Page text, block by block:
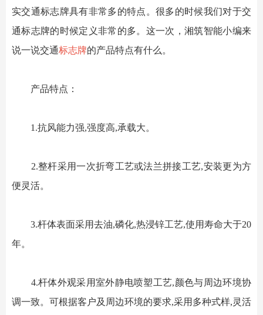
实交通标志牌具有非常多的特点。很多的时候我们对于交
通标志牌的时候定义非常的多。这一次，湘筑智能小编来
说一说交通标志牌的产品特点有什么。
产品特点：
1.抗风能力强,强度高,承载大。
2.整杆采用一次折弯工艺或法兰拼接工艺,安装更为方
便灵活。
3.杆体表面采用去油,磷化,热浸锌工艺,使用寿命大于20
年。
4.杆体外观采用室外静电喷塑工艺,颜色与周边环境协
调一致。可根据客户及周边环境的要求,采用多种式样,灵活